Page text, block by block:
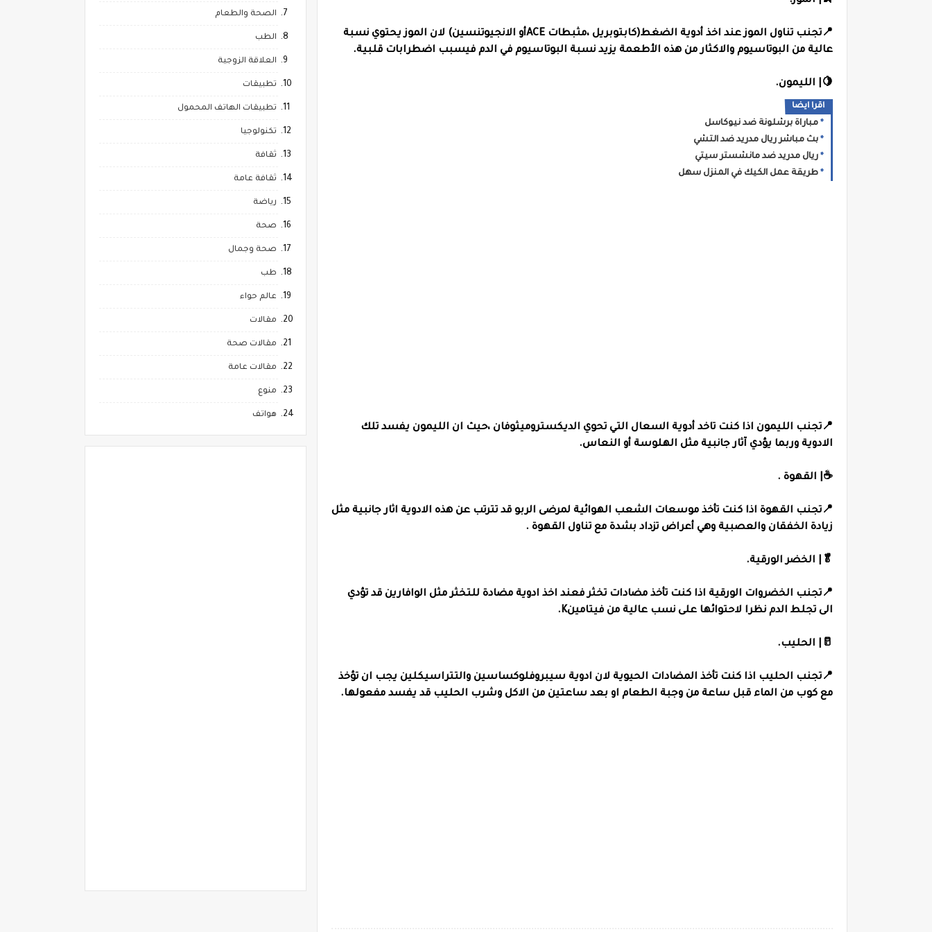
📍تجنب تناول الموز عند اخذ أدوية الضغط(كابتوبريل ،مثبطات ACEأو الانجيوتنسين) لان الموز يحتوي نسبة
عالية من البوتاسيوم والاكثار من هذه الأطعمة يزيد نسبة البوتاسيوم في الدم فيسبب اضطرابات قلبية.
🍋| الليمون.
اقرا ايضا
مباراة برشلونة ضد نيوكاسل
بث مباشر ريال مدريد ضد التشي
ريال مدريد ضد مانشستر سيتي
طريقة عمل الكيك في المنزل سهل
📍تجنب الليمون اذا كنت تاخد أدوية السعال التي تحوي الديكستروميثوفان ،حيث ان الليمون يفسد تلك
الادوية وربما يؤدي آثار جانبية مثل الهلوسة أو النعاس.
☕️| القهوة .
📍تجنب القهوة اذا كنت تأخذ موسعات الشعب الهوائية لمرضى الربو قد تترتب عن هذه الادوية اثار جانبية مثل
زيادة الخفقان والعصبية وهي أعراض تزداد بشدة مع تناول القهوة .
🥬| الخضر الورقية.
📍تجنب الخضروات الورقية اذا كنت تأخذ مضادات تخثر فعند اخذ ادوية مضادة للتخثر مثل الوافارين قد تؤدي
الى تجلط الدم نظرا لاحتوائها على نسب عالية من فيتامينK.
🥛| الحليب.
📍تجنب الحليب اذا كنت تأخذ المضادات الحيوية لان ادوية سيبروفلوكساسين والتتراسيكلين يجب ان تؤخذ
مع كوب من الماء قبل ساعة من وجبة الطعام او بعد ساعتين من الاكل وشرب الحليب قد يفسد مفعولها.
الصحة والطعام
الطب
العلاقة الزوجية
تطبيقات
تطبيقات الهاتف المحمول
تكنولوجيا
ثقافة
ثقافة عامة
رياضة
صحة
صحة وجمال
طب
عالم حواء
مقالات
مقالات صحة
مقالات عامة
منوع
هواتف